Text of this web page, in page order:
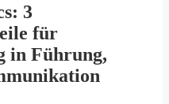
3
für
in Führung,